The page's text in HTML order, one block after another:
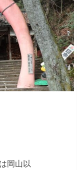
岡山以